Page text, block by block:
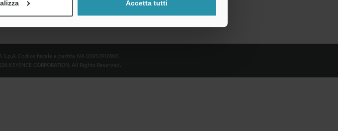
Accetta tutti
S.p.A. Codice fiscale e partita IVA 03932910965
KEYENCE CORPORATION. All Rights Reserved.